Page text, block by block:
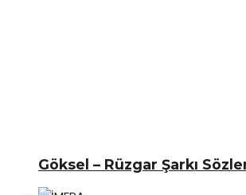
Göksel – Rüzgar Şarkı